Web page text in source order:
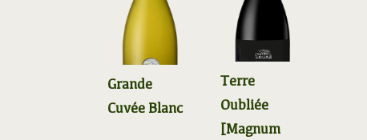
Grande
Cuvée Blanc
Terre
Oubliée
[Magnum